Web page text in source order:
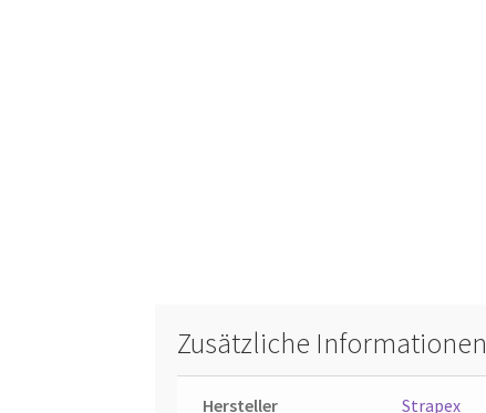
Zusätzliche Informationen
Hersteller Strapex